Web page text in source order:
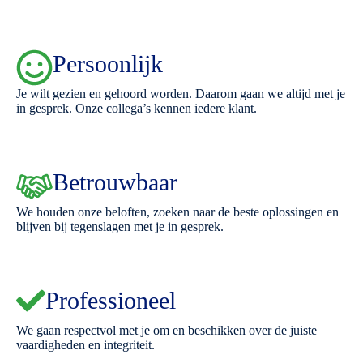
Persoonlijk
Je wilt gezien en gehoord worden. Daarom gaan we altijd met je
in gesprek. Onze collega’s kennen iedere klant.
Betrouwbaar
We houden onze beloften, zoeken naar de beste oplossingen en
blijven bij tegenslagen met je in gesprek.
Professioneel
We gaan respectvol met je om en beschikken over de juiste
vaardigheden en integriteit.